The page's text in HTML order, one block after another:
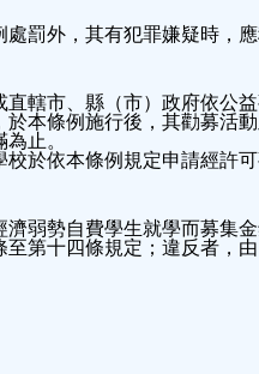
罰外，其有犯罪嫌疑時，
轄市、縣（市）政府依公
本條例施行後，其勸募活
止。
於依本條例規定申請經許
濟弱勢自費學生就學而募集
第十四條規定；違反者，